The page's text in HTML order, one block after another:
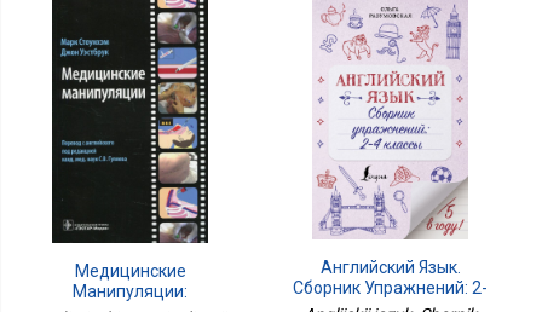
Медицинские
Манипуляции:
Английский Язык.
Сборник Упражнений: 2-